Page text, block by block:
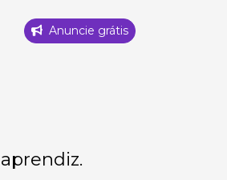
Anuncie grátis